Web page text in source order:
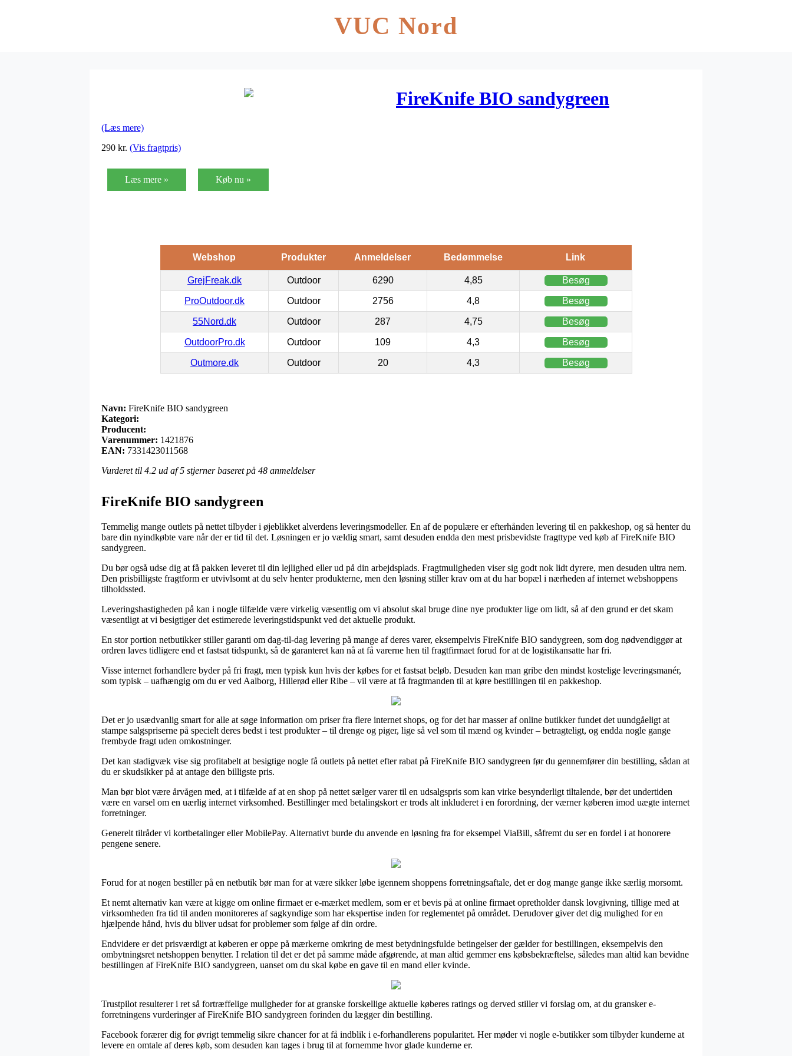
VUC Nord
FireKnife BIO sandygreen
(Læs mere)
290 kr. (Vis fragtpris)
Læs mere » Køb nu »
Webshop Produkter Anmeldelser Bedømmelse Link
GrejFreak.dk Outdoor 6290 4,85 Besøg
ProOutdoor.dk Outdoor 2756 4,8 Besøg
55Nord.dk Outdoor 287 4,75 Besøg
OutdoorPro.dk Outdoor 109 4,3 Besøg
Outmore.dk Outdoor 20 4,3 Besøg
Navn: FireKnife BIO sandygreen
Kategori:
Producent:
Varenummer: 1421876
EAN: 7331423011568
Vurderet til 4.2 ud af 5 stjerner baseret på 48 anmeldelser
FireKnife BIO sandygreen
Temmelig mange outlets på nettet tilbyder i øjeblikket alverdens leveringsmodeller. En af de populære er efterhånden levering til en pakkeshop, og så henter du
bare din nyindkøbte vare når der er tid til det. Løsningen er jo vældig smart, samt desuden endda den mest prisbevidste fragttype ved køb af FireKnife BIO
sandygreen.
Du bør også udse dig at få pakken leveret til din lejlighed eller ud på din arbejdsplads. Fragtmuligheden viser sig godt nok lidt dyrere, men desuden ultra nem.
Den prisbilligste fragtform er utvivlsomt at du selv henter produkterne, men den løsning stiller krav om at du har bopæl i nærheden af internet webshoppens
tilholdssted.
Leveringshastigheden på kan i nogle tilfælde være virkelig væsentlig om vi absolut skal bruge dine nye produkter lige om lidt, så af den grund er det skam
væsentligt at vi besigtiger det estimerede leveringstidspunkt ved det aktuelle produkt.
En stor portion netbutikker stiller garanti om dag-til-dag levering på mange af deres varer, eksempelvis FireKnife BIO sandygreen, som dog nødvendiggør at
ordren laves tidligere end et fastsat tidspunkt, så de garanteret kan nå at få varerne hen til fragtfirmaet forud for at de logistikansatte har fri.
Visse internet forhandlere byder på fri fragt, men typisk kun hvis der købes for et fastsat beløb. Desuden kan man gribe den mindst kostelige leveringsmanér,
som typisk – uafhængig om du er ved Aalborg, Hillerød eller Ribe – vil være at få fragtmanden til at køre bestillingen til en pakkeshop.
Det er jo usædvanlig smart for alle at søge information om priser fra flere internet shops, og for det har masser af online butikker fundet det uundgåeligt at
stampe salgspriserne på specielt deres bedst i test produkter – til drenge og piger, lige så vel som til mænd og kvinder – betragteligt, og endda nogle gange
frembyde fragt uden omkostninger.
Det kan stadigvæk vise sig profitabelt at besigtige nogle få outlets på nettet efter rabat på FireKnife BIO sandygreen før du gennemfører din bestilling, sådan at
du er skudsikker på at antage den billigste pris.
Man bør blot være årvågen med, at i tilfælde af at en shop på nettet sælger varer til en udsalgspris som kan virke besynderligt tiltalende, bør det undertiden
være en varsel om en uærlig internet virksomhed. Bestillinger med betalingskort er trods alt inkluderet i en forordning, der værner køberen imod uægte internet
forretninger.
Generelt tilråder vi kortbetalinger eller MobilePay. Alternativt burde du anvende en løsning fra for eksempel ViaBill, såfremt du ser en fordel i at honorere
pengene senere.
Forud for at nogen bestiller på en netbutik bør man for at være sikker løbe igennem shoppens forretningsaftale, det er dog mange gange ikke særlig morsomt.
Et nemt alternativ kan være at kigge om online firmaet er e-mærket medlem, som er et bevis på at online firmaet opretholder dansk lovgivning, tillige med at
virksomheden fra tid til anden monitoreres af sagkyndige som har ekspertise inden for reglementet på området. Derudover giver det dig mulighed for en
hjælpende hånd, hvis du bliver udsat for problemer som følge af din ordre.
Endvidere er det prisværdigt at køberen er oppe på mærkerne omkring de mest betydningsfulde betingelser der gælder for bestillingen, eksempelvis den
ombytningsret netshoppen benytter. I relation til det er det på samme måde afgørende, at man altid gemmer ens købsbekræftelse, således man altid kan bevidne
bestillingen af FireKnife BIO sandygreen, uanset om du skal købe en gave til en mand eller kvinde.
Trustpilot resulterer i ret så fortræffelige muligheder for at granske forskellige aktuelle køberes ratings og derved stiller vi forslag om, at du gransker e-
forretningens vurderinger af FireKnife BIO sandygreen forinden du lægger din bestilling.
Facebook forærer dig for øvrigt temmelig sikre chancer for at få indblik i e-forhandlerens popularitet. Her møder vi nogle e-butikker som tilbyder kunderne at
levere en omtale af deres køb, som desuden kan tages i brug til at fornemme hvor glade kunderne er.